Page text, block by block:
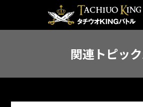
関連トピッ